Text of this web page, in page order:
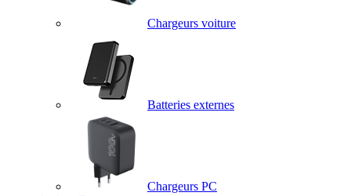
Chargeurs voiture
Batteries externes
Chargeurs PC